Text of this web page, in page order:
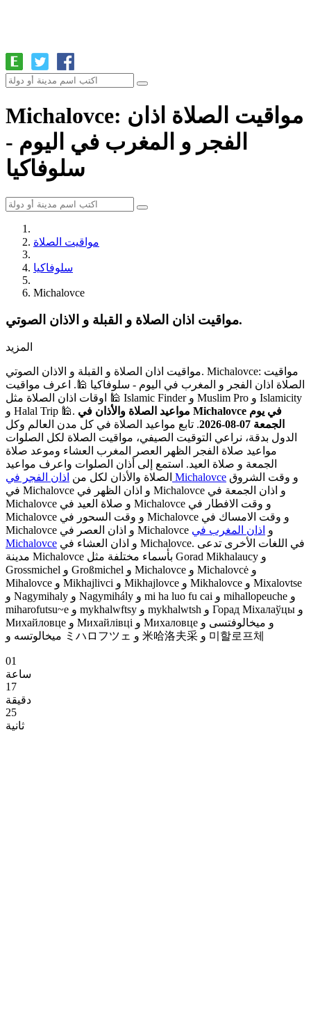
Michalovce: مواقيت الصلاة اذان
الفجر و المغرب في اليوم -
سلوفاكيا
مواقيت الصلاة
سلوفاكيا
Michalovce
مواقيت اذان الصلاة و القبلة و الاذان الصوتي.
المزيد
مواقيت اذان الصلاة و القبلة و الاذان الصوتي. Michalovce: مواقيت
الصلاة اذان الفجر و المغرب في اليوم - سلوفاكيا 🕌. اعرف مواقيت
اوقات اذان الصلاة مثل 🕌 Islamic Finder و Muslim Pro و Islamicity
و Halal Trip 🕌. مواعيد الصلاة والأذان في Michalovce في يوم
الجمعة 07-08-2026
. تابع مواعيد الصلاة في كل مدن العالم وكل
الدول بدقة، نراعي التوقيت الصيفي، مواقيت الصلاة لكل الصلوات
مواعيد صلاة الفجر الظهر العصر المغرب العشاء وموعد صلاة
الجمعة و صلاة العيد. استمع إلى أذان الصلوات واعرف مواعيد
الصلاة والأذان لكل من اذان الفجر في Michalovce
في Michalovce و اذان الظهر في Michalovce و اذان الجمعة في
Michalovce و صلاة العيد في Michalovce و وقت الافطار في
Michalovce و وقت السحور في Michalovce و وقت الامساك في
Michalovce و اذان العصر في Michalovce و اذان المغرب في
Michalovce
مدينة Michalovce بأسماء مختلفة مثل Gorad Mikhalaucy و
Grossmichel و Großmichel و Michalovce و Michalovcė و
Mihalovce و Mikhajlivci و Mikhajlovce و Mikhalovce و Mixalovtse
و Nagymihaly و Nagymihály و mi ha luo fu cai و mihallopeuche و
miharofutsu~e و mykhalwftsy و mykhalwtsh و Горад Міхалаўцы و
Михайловце و Михайлівці و Михаловце و ميخالوفتسى و
میخالوتسه و ミハロフツェ و 米哈洛夫采 و 미할로프체
01
ساعة
17
دقيقة
25
ثانية